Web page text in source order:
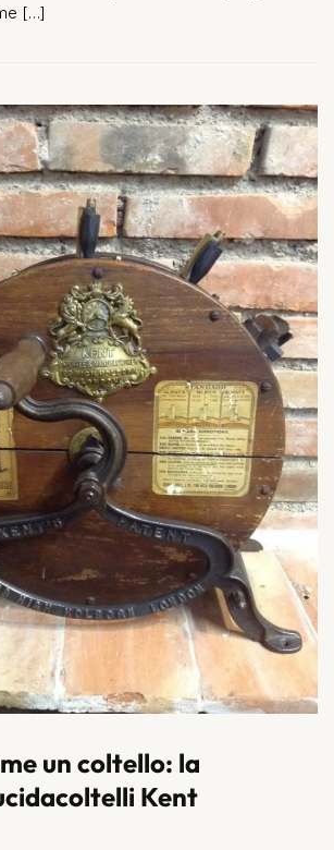
[…]
un coltello: la
Kent